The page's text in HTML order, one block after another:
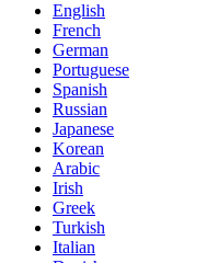
English
French
German
Portuguese
Spanish
Russian
Japanese
Korean
Arabic
Irish
Greek
Turkish
Italian